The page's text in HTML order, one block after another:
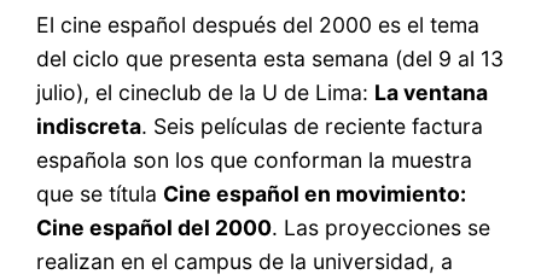
El cine español después del 2000 es el tema
del ciclo que presenta esta semana (del 9 al 13
julio), el cineclub de la U de Lima: La ventana
indiscreta. Seis películas de reciente factura
española son los que conforman la muestra
que se títula Cine español en movimiento:
Cine español del 2000. Las proyecciones se
realizan en el campus de la universidad, a